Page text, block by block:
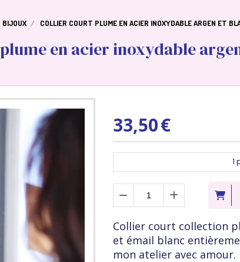
BIJOUX COLLIER COURT PLUME EN ACIER INOXYDABLE ARGEN ET
en acier inoxydable
33,50€
1
Collier court collection
et émail blanc
mon atelier avec amour.